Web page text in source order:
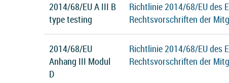
2014/68/EU A III B
type testing
Richtlinie 2014/68/EU des
Rechtsvorschriften der
2014/68/EU
Anhang III Modul
D
Richtlinie 2014/68/EU des
Rechtsvorschriften der